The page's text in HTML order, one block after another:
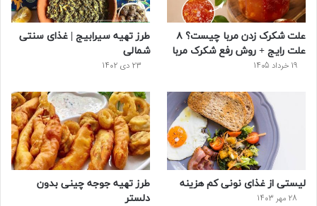
س
ت
علت شکرک زدن مربا چیست؟ ۸
علت رایج + روش رفع شکرک مربا
19 خرداد 1405
طرز تهیه سیرابیج | غذای سنتی
شمالی
23 دی 1402
لیستی از غذای نونی کم هزینه
28 مهر 1403
طرز تهیه جوجه چینی بدون
دلستر